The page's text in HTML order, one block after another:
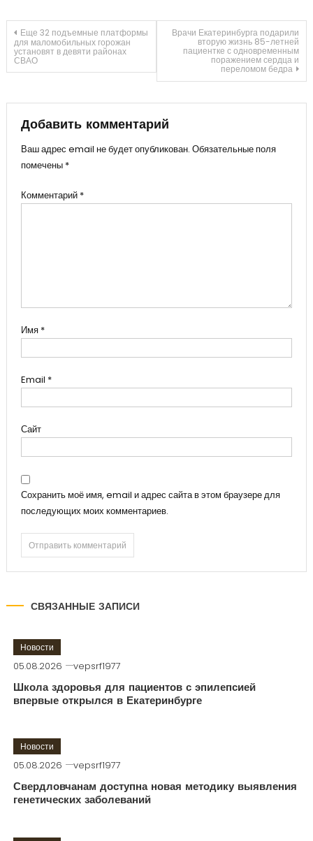
Навигация
по
записям
Еще 32 подъемные платформы
для маломобильных горожан
установят в девяти районах
СВАО
Врачи Екатеринбурга подарили
вторую жизнь 85-летней
пациентке с одновременным
поражением сердца и
переломом бедра
Добавить комментарий
Ваш адрес email не будет опубликован. Обязательные поля
помечены *
Комментарий *
Имя *
Email *
Сайт
Сохранить моё имя, email и адрес сайта в этом браузере для
последующих моих комментариев.
СВЯЗАННЫЕ ЗАПИСИ
Новости
05.08.2026 vepsrf1977
Школа здоровья для пациентов с эпилепсией
впервые открылся в Екатеринбурге
Новости
05.08.2026 vepsrf1977
Свердловчанам доступна новая методику выявления
генетических заболеваний